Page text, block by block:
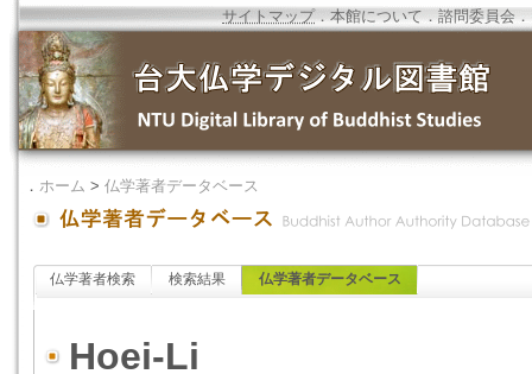
サイトマップ．本館について ．諮問委員会 ．
． ホーム > 仏学著者データベース
仏学著者検索 検索結果 仏学著者データベース
Hoei-Li